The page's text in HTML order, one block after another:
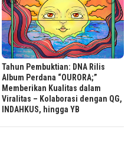
Tahun Pembuktian: DNA Rilis
Album Perdana “OURORA;”
Memberikan Kualitas dalam
Viralitas – Kolaborasi dengan QG,
INDAHKUS, hingga YB